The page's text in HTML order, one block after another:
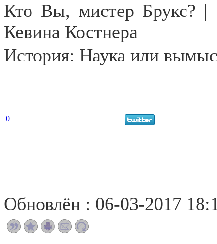
Кто Вы, мистер Брукс?
Кевина Костнера
История: Наука или
0
Обновлён : 06-03-2017